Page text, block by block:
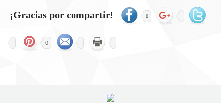
¡Gracias por compartir! 0
0